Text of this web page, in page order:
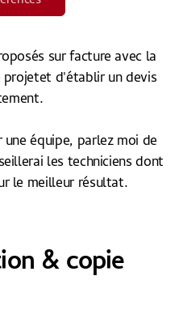
sur facture avec la
d'établir un devis
équipe, parlez moi de
les techniciens dont
le meilleur résultat.
& copie